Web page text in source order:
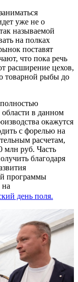
уже не о
называемой
на полках
поставят
что пока речь
расширение цехов,
товарной рыбы до
в данном
окажутся
с форелью на
расчетам,
млн руб. Часть
благодаря
программы
на
день поля.